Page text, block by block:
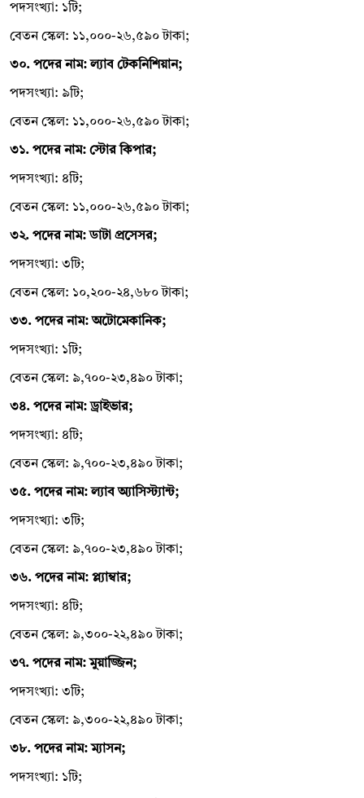
পদসংখ্যা: ১টি;
বেতন স্কেল: ১১,০০০-২৬,৫৯০ টাকা;
৩০. পদের নাম: ল্যাব টেকনিশিয়ান;
পদসংখ্যা: ৯টি;
বেতন স্কেল: ১১,০০০-২৬,৫৯০ টাকা;
৩১. পদের নাম: স্টোর কিপার;
পদসংখ্যা: ৪টি;
বেতন স্কেল: ১১,০০০-২৬,৫৯০ টাকা;
৩২. পদের নাম: ডাটা প্রসেসর;
পদসংখ্যা: ৩টি;
বেতন স্কেল: ১০,২০০-২৪,৬৮০ টাকা;
৩৩. পদের নাম: অটোমেকানিক;
পদসংখ্যা: ১টি;
বেতন স্কেল: ৯,৭০০-২৩,৪৯০ টাকা;
৩৪. পদের নাম: ড্রাইভার;
পদসংখ্যা: ৪টি;
বেতন স্কেল: ৯,৭০০-২৩,৪৯০ টাকা;
৩৫. পদের নাম: ল্যাব অ্যাসিস্ট্যান্ট;
পদসংখ্যা: ৩টি;
বেতন স্কেল: ৯,৭০০-২৩,৪৯০ টাকা;
৩৬. পদের নাম: প্ল্যাম্বার;
পদসংখ্যা: ৪টি;
বেতন স্কেল: ৯,৩০০-২২,৪৯০ টাকা;
৩৭. পদের নাম: মুয়াজ্জিন;
পদসংখ্যা: ৩টি;
বেতন স্কেল: ৯,৩০০-২২,৪৯০ টাকা;
৩৮. পদের নাম: ম্যাসন;
পদসংখ্যা: ১টি;